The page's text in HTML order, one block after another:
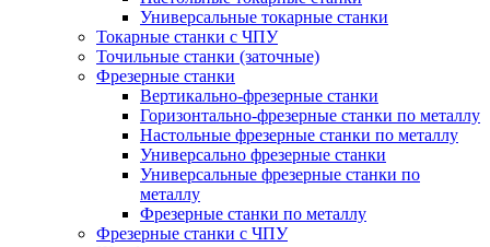
Универсальные токарные станки
Токарные станки с ЧПУ
Точильные станки (заточные)
Фрезерные станки
Вертикально-фрезерные станки
Горизонтально-фрезерные станки по металлу
Настольные фрезерные станки по металлу
Универсально фрезерные станки
Универсальные фрезерные станки по
металлу
Фрезерные станки по металлу
Фрезерные станки с ЧПУ